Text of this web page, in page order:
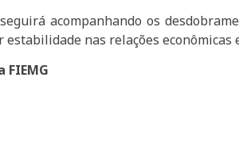
acompanhando os
estabilidade nas relações
FIEMG